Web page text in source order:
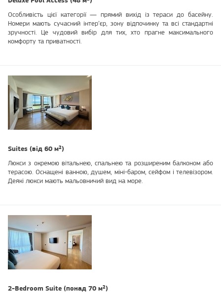
Особливість цієї категорії — прямий вихід із тераси до басейну.
Номери мають сучасний інтер’єр, зону відпочинку та всі стандартні
зручності. Це чудовий вибір для тих, хто прагне максимального
комфорту та приватності.
Suites (від 60 м²)
Люкси з окремою вітальнею, спальнею та розширеним балконом або
терасою. Оснащені ванною, душем, міні-баром, сейфом і телевізором.
Деякі люкси мають мальовничий вид на море.
2-Bedroom Suite (понад 70 м²)